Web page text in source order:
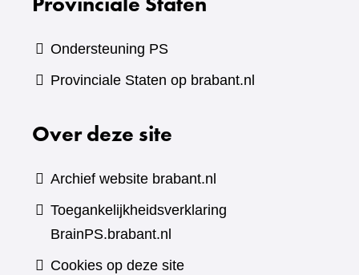
Ondersteuning PS
Provinciale Staten op brabant.nl
Over deze site
Archief website brabant.nl
Toegankelijkheidsverklaring
BrainPS.brabant.nl
Cookies op deze site